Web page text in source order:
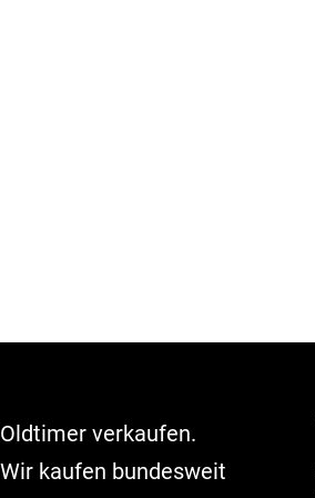
Oldtimer verkaufen.
Wir kaufen bundesweit